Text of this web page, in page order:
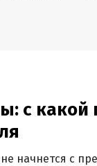
с какой
начнется с